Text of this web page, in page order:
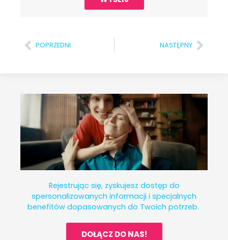
POPRZEDNI NASTĘPNY
Rejestrując się, zyskujesz dostęp do
spersonalizowanych informacji i specjalnych
benefitów dopasowanych do Twoich potrzeb.
DOŁĄCZ DO NAS!